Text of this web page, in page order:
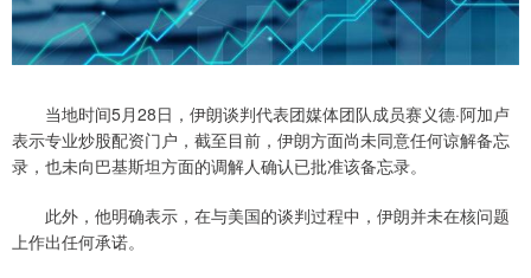
当地时间5月28日，伊朗谈判代表团媒体团队成员赛义德·阿加卢
表示专业炒股配资门户，截至目前，伊朗方面尚未同意任何谅解备忘
录，也未向巴基斯坦方面的调解人确认已批准该备忘录。
此外，他明确表示，在与美国的谈判过程中，伊朗并未在核问题
上作出任何承诺。